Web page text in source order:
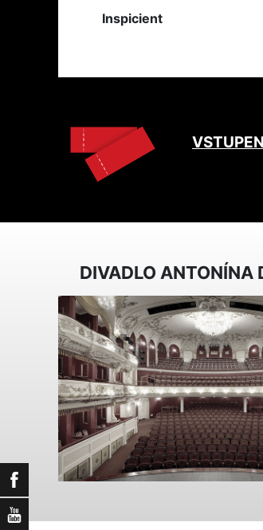
Facebook
YouTube
Inspicient
DIVADLO ANTONÍNA